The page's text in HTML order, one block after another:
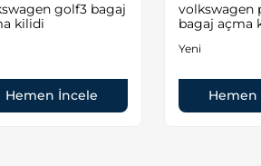
golf3 bagaj
kilidi
Hemen İncele
volkswagen
bagaj açma
Yeni
Hemen